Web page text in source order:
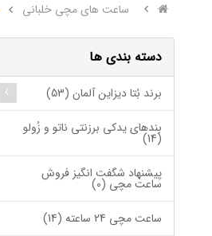
ساعت های مچی خلبانی
دسته بندی ها
برند بُتا دیزاین آلمان (53)
بندهای یدکی برزنتی ناتو و زُولو
(14)
پیشنهاد شگفت انگیز فروش
ساعت مچی (0)
ساعت مچی 24 ساعته (14)